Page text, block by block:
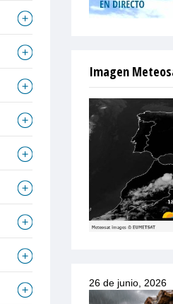
Imagen
26 de junio, 2026